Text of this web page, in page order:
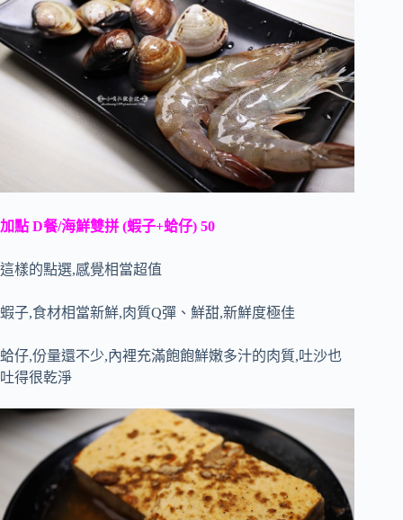
加點 D餐/海鮮雙拼 (蝦子+蛤仔) 50
這樣的點選,感覺相當超值
蝦子,食材相當新鮮,肉質Q彈、鮮甜,新鮮度極佳
蛤仔,份量還不少,內裡充滿飽飽鮮嫩多汁的肉質,吐沙也
吐得很乾淨